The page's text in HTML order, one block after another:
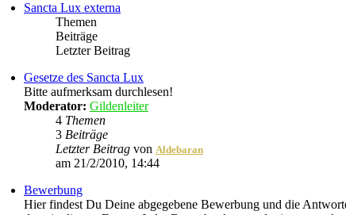
Sancta Lux externa
Themen
Beiträge
Letzter Beitrag
Gesetze des Sancta Lux
Bitte aufmerksam durchlesen!
Moderator: Gildenleiter
4 Themen
3 Beiträge
Letzter Beitrag von Aldebaran
am 21/2/2010, 14:44
Bewerbung
Hier findest Du Deine abgegebene Bewerbung und die